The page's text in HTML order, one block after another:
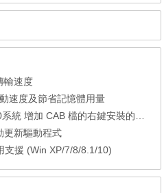
輸速度
速度及節省記憶體用量
增加 CAB 檔的右鍵安裝的功能
更新驅動程式
支援 (Win XP/7/8/8.1/10)